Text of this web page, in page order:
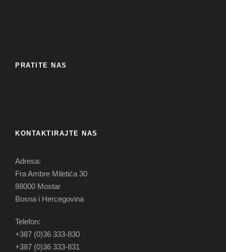
PRATITE NAS
KONTAKTIRAJTE NAS
Adresa:
Fra Ambre Miletića 30
88000 Mostar
Bosna i Hercegovina
Telefon:
+387 (0)36 333-830
+387 (0)36 333-831